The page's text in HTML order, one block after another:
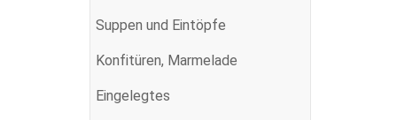
Suppen und Eintöpfe
Konfitüren, Marmelade
Eingelegtes